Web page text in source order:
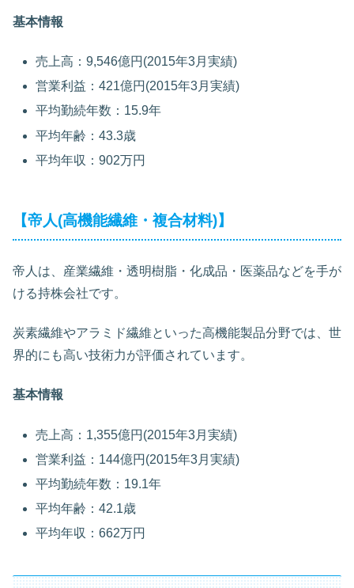
基本情報
売上高：9,546億円(2015年3月実績)
営業利益：421億円(2015年3月実績)
平均勤続年数：15.9年
平均年齢：43.3歳
平均年収：902万円
【帝人(高機能繊維・複合材料)】
帝人は、産業繊維・透明樹脂・化成品・医薬品などを手が
ける持株会社です。
炭素繊維やアラミド繊維といった高機能製品分野では、世
界的にも高い技術力が評価されています。
基本情報
売上高：1,355億円(2015年3月実績)
営業利益：144億円(2015年3月実績)
平均勤続年数：19.1年
平均年齢：42.1歳
平均年収：662万円